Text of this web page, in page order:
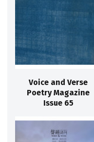
Voice and Verse
Poetry Magazine
Issue 65